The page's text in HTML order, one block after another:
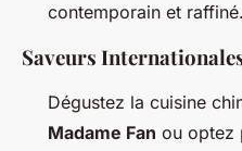
contemporain et raffiné.
Saveurs
Dégustez la cuisine
Madame Fan ou optez